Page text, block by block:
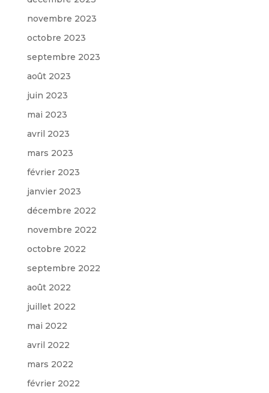
novembre 2023
octobre 2023
septembre 2023
août 2023
juin 2023
mai 2023
avril 2023
mars 2023
février 2023
janvier 2023
décembre 2022
novembre 2022
octobre 2022
septembre 2022
août 2022
juillet 2022
mai 2022
avril 2022
mars 2022
février 2022